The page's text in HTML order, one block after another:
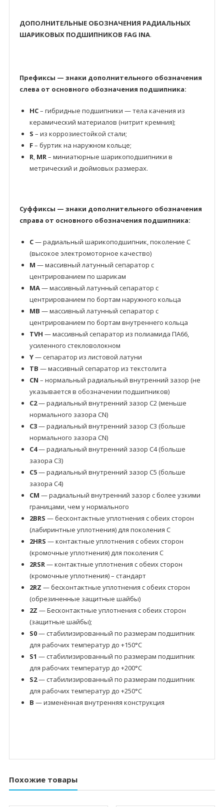
ДОПОЛНИТЕЛЬНЫЕ ОБОЗНАЧЕНИЯ РАДИАЛЬНЫХ
ШАРИКОВЫХ ПОДШИПНИКОВ FAG INA.
Префиксы — знаки дополнительного обозначения
слева от основного обозначения подшипника:
HC– гибридные подшипники — тела качения из
керамический материалов (нитрит кремния);
S – из коррозиестойкой стали;
F– буртик на наружном кольце;
R, MR– миниатюрные шарикоподшипники в
метрический и дюймовых размерах.
Суффиксы — знаки дополнительного обозначения
справа от основного обозначения подшипника:
C— радиальный шарикоподшипник, поколение C
(высокое электромоторное качество)
M — массивный латунный сепаратор с
центрированием по шарикам
MA— массивный латунный сепаратор с
центрированием по бортам наружного кольца
MB — массивный латунный сепаратор с
центрированием по бортам внутреннего кольца
TVH — массивный сепаратор из полиамида ПА66,
усиленного стекловолокном
Y— сепаратор из листовой латуни
TB — массивный сепаратор из текстолита
CN – нормальный радиальный внутренний зазор (не
указывается в обозначении подшипников)
C2— радиальный внутренний зазор C2 (меньше
нормального зазора CN)
C3— радиальный внутренний зазор C3 (больше
нормального зазора CN)
C4— радиальный внутренний зазор C4 (больше
зазора C3)
C5— радиальный внутренний зазор C5 (больше
зазора C4)
CM — радиальный внутренний зазор с более узкими
границами, чем у нормального
2BRS — бесконтактные уплотнения с обеих сторон
(лабиринтные уплотнения) для поколения C
2HRS — контактные уплотнения с обеих сторон
(кромочные уплотнения) для поколения C
2RSR— контактные уплотнения с обеих сторон
(кромочные уплотнения) – стандарт
2RZ — бесконтактные уплотнения с обеих сторон
(обрезиненные защитные шайбы)
2Z — Бесконтактные уплотнения с обеих сторон
(защитные шайбы);
S0— стабилизированный по размерам подшипник
для рабочих температур до +150°C
S1 — стабилизированный по размерам подшипник
для рабочих температур до +200°C
S2— стабилизированный по размерам подшипник
для рабочих температур до +250°C
B — изменённая внутренняя конструкция
Похожие товары